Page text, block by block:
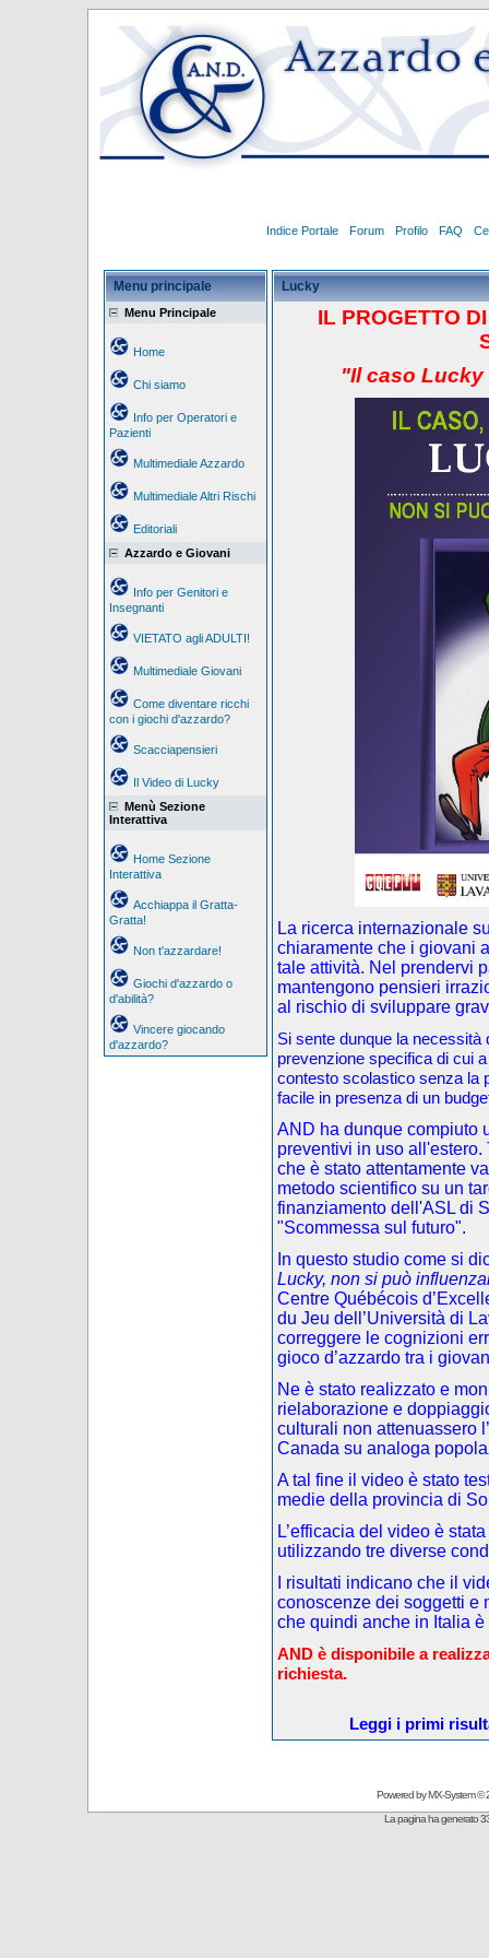
Indice Portale Forum Profilo FAQ
Menu principale
Menu Principale
Home
Chi siamo
Info per Operatori e
Pazienti
Multimediale Azzardo
Multimediale Altri Rischi
Editoriali
Azzardo e Giovani
Info per Genitori e
Insegnanti
VIETATO agli ADULTI!
Multimediale Giovani
Come diventare ricchi
con i giochi d'azzardo?
Scacciapensieri
Il Video di Lucky
Menù Sezione
Interattiva
Home Sezione
Interattiva
Acchiappa il Gratta-
Gratta!
Non t'azzardare!
Giochi d'azzardo o
d'abilità?
Vincere giocando
d'azzardo?
Lucky
IL PROGETTO
"Il caso
La ricerca internazionale
chiaramente che i giovani
tale attività. Nel prendervi
mantengono pensieri
al rischio di sviluppare
Si sente dunque la
prevenzione specifica di cui
contesto scolastico senza la
facile in presenza di un
AND ha dunque compiuto
preventivi in uso
che è stato attentamente
metodo scientifico su un
finanziamento dell'ASL di
"Scommessa sul futuro".
In questo studio come si
Lucky, non si può
Centre Québécois
du Jeu dell’Università di
correggere le cognizioni
gioco d’azzardo tra i
Ne è stato realizzato e
rielaborazione e
culturali non attenuassero
Canada su analoga
A tal fine il video è stato
medie della provincia di
L’efficacia del video è
utilizzando tre diverse
I risultati indicano che il
conoscenze dei soggetti e
che quindi anche in Italia
AND è disponibile a
richiesta.
Leggi i primi
Powered byMX-System©
La pagina ha generato